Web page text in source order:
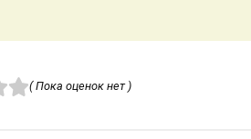
( Пока оценок нет )